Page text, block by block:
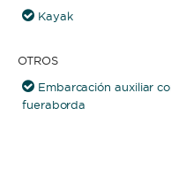
Kayak
OTROS
Embarcación auxiliar
fueraborda